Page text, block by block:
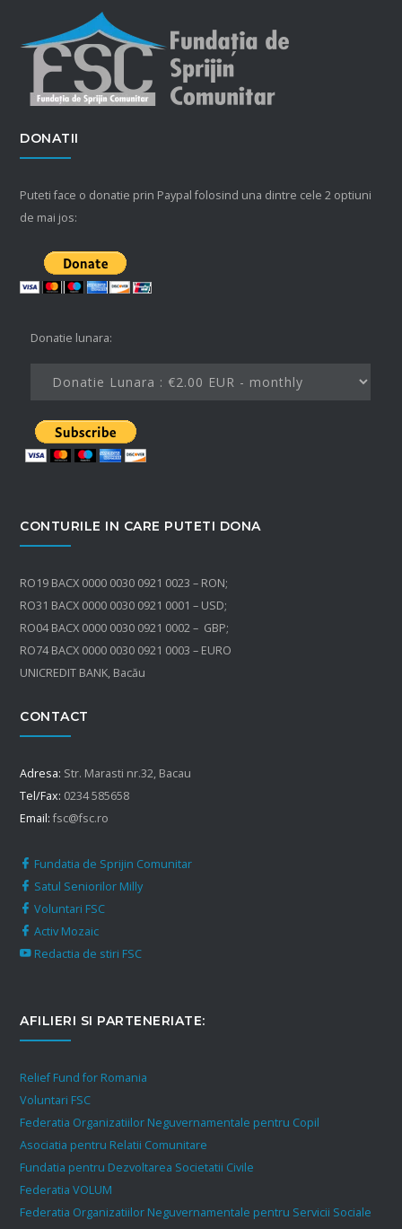
DONATII
Puteti face o donatie prin Paypal folosind una dintre cele 2 optiuni
de mai jos:
Donatie lunara:
CONTURILE IN CARE PUTETI DONA
RO19 BACX 0000 0030 0921 0023 – RON;
RO31 BACX 0000 0030 0921 0001 – USD;
RO04 BACX 0000 0030 0921 0002 – GBP;
RO74 BACX 0000 0030 0921 0003 – EURO
UNICREDIT BANK, Bacău
CONTACT
Adresa: Str. Marasti nr.32, Bacau
Tel/Fax: 0234 585658
Email: fsc@fsc.ro
Fundatia de Sprijin Comunitar
Satul Seniorilor Milly
Voluntari FSC
Activ Mozaic
Redactia de stiri FSC
AFILIERI SI PARTENERIATE:
Relief Fund for Romania
Voluntari FSC
Federatia Organizatiilor Neguvernamentale pentru Copil
Asociatia pentru Relatii Comunitare
Fundatia pentru Dezvoltarea Societatii Civile
Federatia VOLUM
Federatia Organizatiilor Neguvernamentale pentru Servicii Sociale